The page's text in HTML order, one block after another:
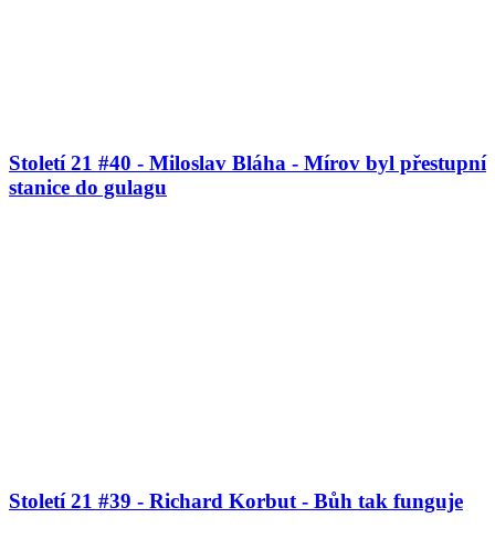
Století 21 #40 - Miloslav Bláha - Mírov byl přestupní
stanice do gulagu
Století 21 #39 - Richard Korbut - Bůh tak funguje